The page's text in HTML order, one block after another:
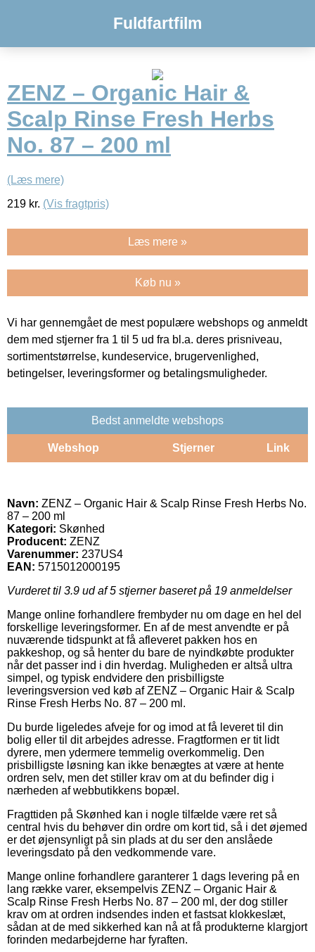
Fuldfartfilm
ZENZ – Organic Hair &
Scalp Rinse Fresh Herbs
No. 87 – 200 ml
(Læs mere)
219 kr. (Vis fragtpris)
Læs mere »
Køb nu »
Vi har gennemgået de mest populære webshops og anmeldt
dem med stjerner fra 1 til 5 ud fra bl.a. deres prisniveau,
sortimentstørrelse, kundeservice, brugervenlighed,
betingelser, leveringsformer og betalingsmuligheder.
Bedst anmeldte webshops
Webshop Stjerner Link
Navn: ZENZ – Organic Hair & Scalp Rinse Fresh Herbs No.
87 – 200 ml
Kategori: Skønhed
Producent: ZENZ
Varenummer: 237US4
EAN: 5715012000195
Vurderet til 3.9 ud af 5 stjerner baseret på 19 anmeldelser
Mange online forhandlere frembyder nu om dage en hel del
forskellige leveringsformer. En af de mest anvendte er på
nuværende tidspunkt at få afleveret pakken hos en
pakkeshop, og så henter du bare de nyindkøbte produkter
når det passer ind i din hverdag. Muligheden er altså ultra
simpel, og typisk endvidere den prisbilligste
leveringsversion ved køb af ZENZ – Organic Hair & Scalp
Rinse Fresh Herbs No. 87 – 200 ml.
Du burde ligeledes afveje for og imod at få leveret til din
bolig eller til dit arbejdes adresse. Fragtformen er tit lidt
dyrere, men ydermere temmelig overkommelig. Den
prisbilligste løsning kan ikke benægtes at være at hente
ordren selv, men det stiller krav om at du befinder dig i
nærheden af webbutikkens bopæl.
Fragttiden på Skønhed kan i nogle tilfælde være ret så
central hvis du behøver din ordre om kort tid, så i det øjemed
er det øjensynligt på sin plads at du ser den anslåede
leveringsdato på den vedkommende vare.
Mange online forhandlere garanterer 1 dags levering på en
lang række varer, eksempelvis ZENZ – Organic Hair &
Scalp Rinse Fresh Herbs No. 87 – 200 ml, der dog stiller
krav om at ordren indsendes inden et fastsat klokkeslæt,
sådan at de med sikkerhed kan nå at få produkterne klargjort
forinden medarbejderne har fyraften.